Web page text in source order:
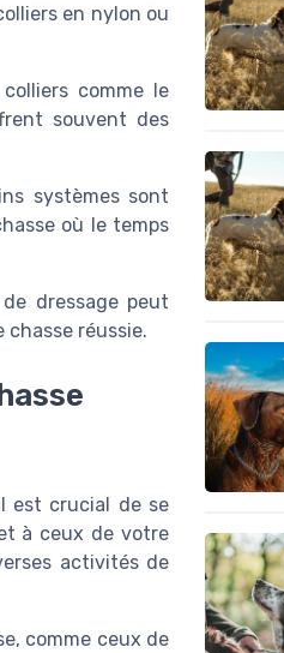
en nylon ou
comme le
souvent des
systèmes sont
où le temps
dressage peut
réussie.
est crucial de se
à ceux de votre
activités de
comme ceux de